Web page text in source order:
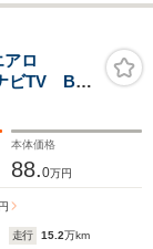
アロ
ビTV Bカ
タート 横
スマ
本体価格
88.0万円
円
走行 15.2万km